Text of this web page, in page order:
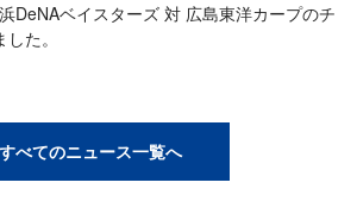
DeNAベイスターズ 対 広島東洋カープのチ
た。
すべてのニュース一覧へ